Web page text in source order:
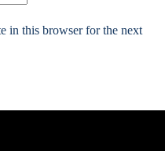
in this browser for the next